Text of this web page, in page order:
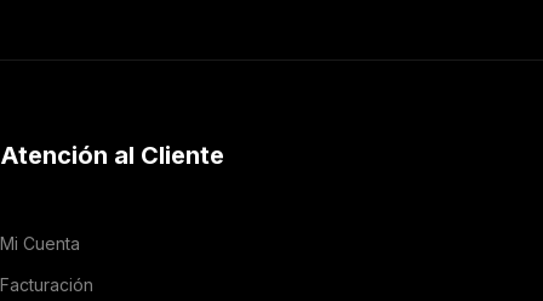
Atención al Cliente
Mi Cuenta
Facturación